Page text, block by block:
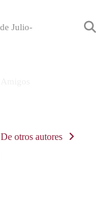
De otros autores